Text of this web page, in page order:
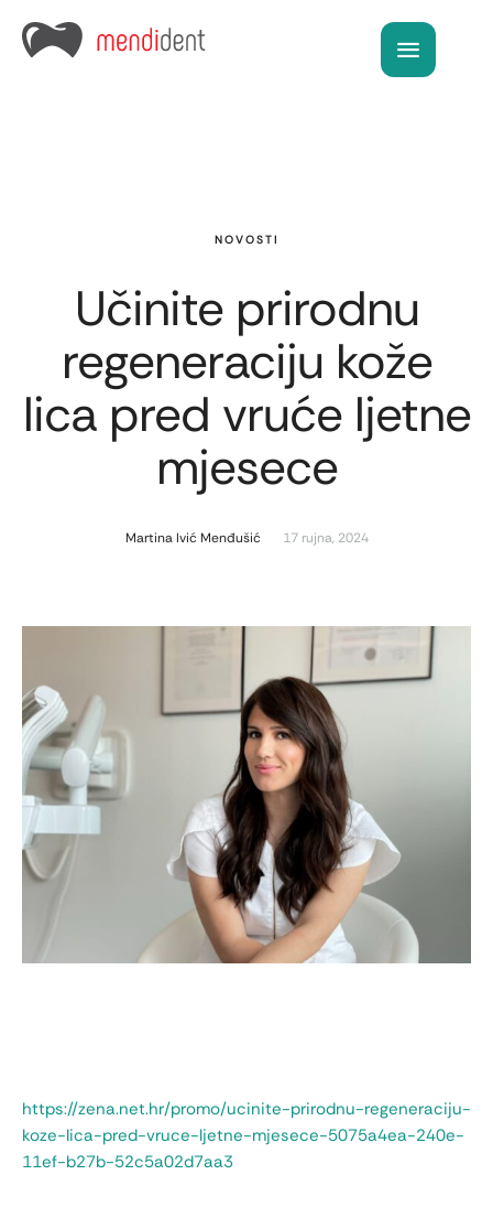
NOVOSTI
Učinite prirodnu
regeneraciju kože
lica pred vruće ljetne
mjesece
Martina Ivić Menđušić 17 rujna, 2024
https://zena.net.hr/promo/ucinite-prirodnu-regeneraciju-
koze-lica-pred-vruce-ljetne-mjesece-5075a4ea-240e-
11ef-b27b-52c5a02d7aa3